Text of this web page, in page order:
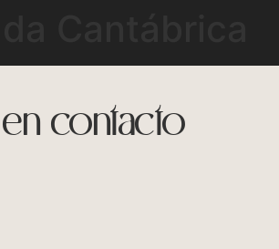
Cantábrica
contacto